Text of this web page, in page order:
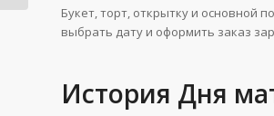
Букет, торт, открытку и основной
выбрать дату и оформить заказ
История Дня